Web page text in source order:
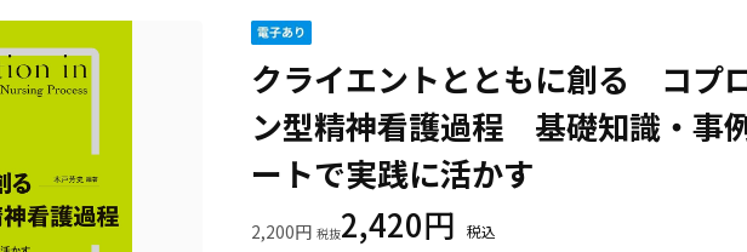
クライエントとともに創る コプ
ン型精神看護過程 基礎知識・事
ートで実践に活かす
2,200円 2,420円